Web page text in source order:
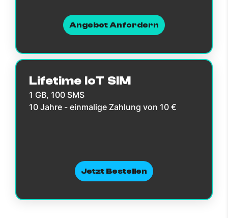
Angebot Anfordern
Lifetime IoT SIM
1 GB, 100 SMS
10 Jahre - einmalige Zahlung von 10 €
Jetzt Bestellen